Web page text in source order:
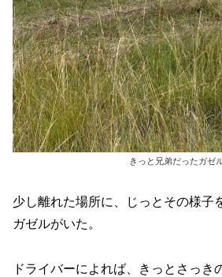
きっと兄弟だったガゼ
少し離れた場所に、じっとその様子
ガゼルがいた。
ドライバーによれば、きっとさっき